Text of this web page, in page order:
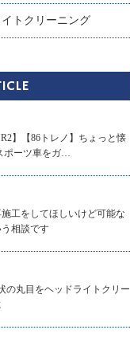
トクリーニング
】【86トレノ】ちょっと懐
ポーツ車をガ…
工をしてほしいけど可能な
相談です
の丸目をヘッドライトクリー